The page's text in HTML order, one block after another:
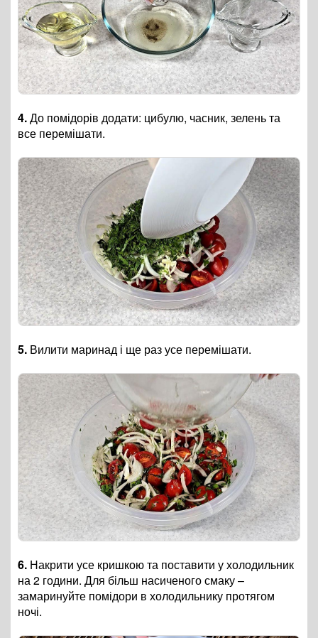
4.До помідорів додати: цибулю, часник, зелень та
все перемішати.
5. Вилити маринад і ще раз усе перемішати.
6. Накрити усе кришкою та поставити у холодильник
на 2 години. Для більш насиченого смаку–
замаринуйте помідори в холодильнику протягом
ночі.